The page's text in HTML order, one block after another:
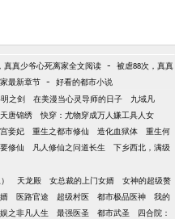
真真少爷心死离家全文阅读 - 被虐88次，真真
最新章节 - 好看的都市小说
之剑 在美漫当心灵导师的日子
九域凡
天唐锦绣
快穿：尤物穿成万人嫌工具人女
妾妃 重生之都市修仙 造化血狱体
重生何
修仙 凡人修仙之问道长生
下乡西北，满级
天龙殿 女总裁的上门女婿
女神的超级赘
医路官途 超级村医 都市极品医神
我的
之非凡人生 最强医圣 都市武圣
四合院：